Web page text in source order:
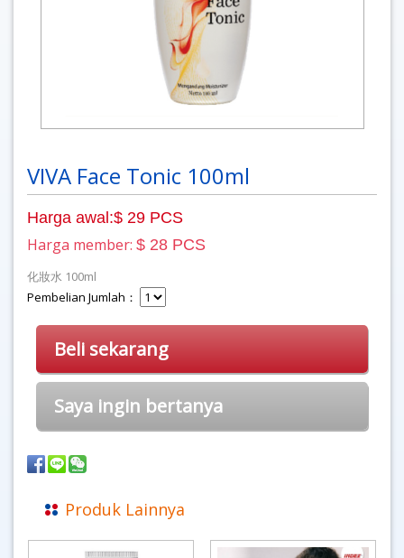
VIVA Face Tonic 100ml
Harga awal:$ 29 PCS
Harga member: $ 28 PCS
化妝水 100ml
Pembelian Jumlah：
Beli sekarang
Saya ingin bertanya
Produk Lainnya